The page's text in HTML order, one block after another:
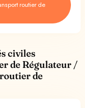
routier de
civiles
de Régulateur /
de